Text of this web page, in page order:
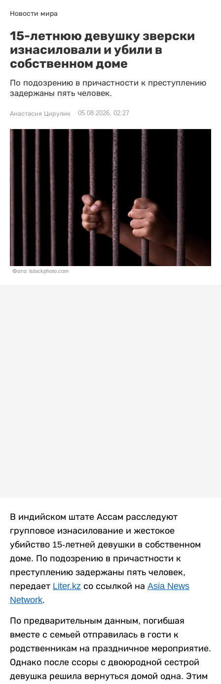
Новости мира
15-летнюю девушку зверски
изнасиловали и убили в
собственном доме
По подозрению в причастности к преступлению
задержаны пять человек.
Анастасия Цирулик 05.08.2026, 02:27
Фото: istockphoto.com
В индийском штате Ассам расследуют
групповое изнасилование и жестокое
убийство 15-летней девушки в собственном
доме. По подозрению в причастности к
преступлению задержаны пять человек,
передает Liter.kz со ссылкой на Asia News
Network.
По предварительным данным, погибшая
вместе с семьей отправилась в гости к
родственникам на праздничное мероприятие.
Однако после ссоры с двоюродной сестрой
девушка решила вернуться домой одна. Этим